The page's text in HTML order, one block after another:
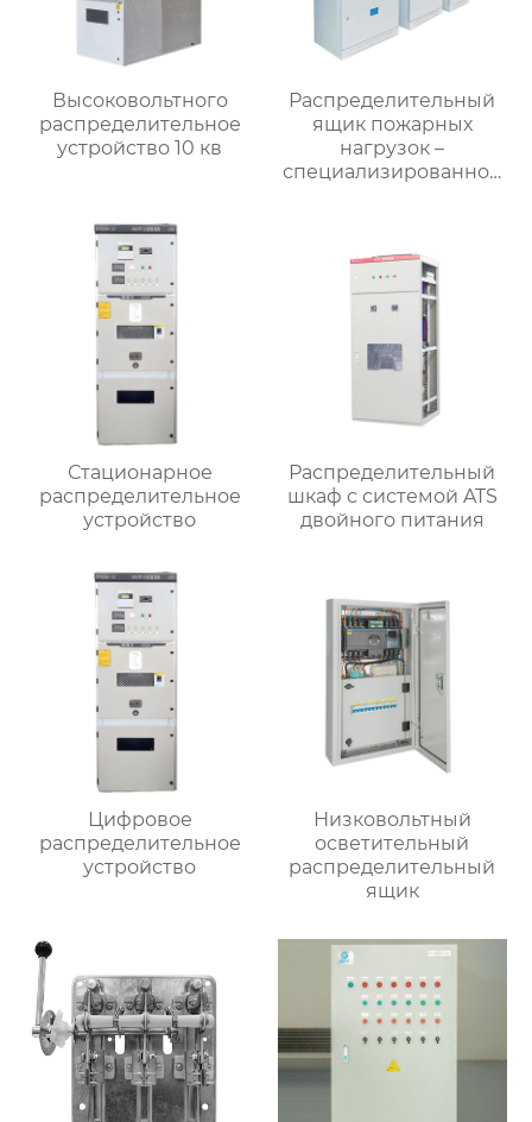
Высоковольтного
распределительное
устройство 10 кв
Распределительный
ящик пожарных
нагрузок –
специализированное
Стационарное
распределительное
устройство
Распределительный
шкаф с системой ATS
двойного питания
Цифровое
распределительное
устройство
Низковольтный
осветительный
распределительный
ящик